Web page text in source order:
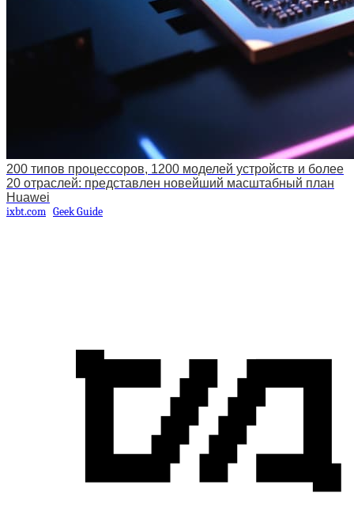
200 типов процессоров, 1200 моделей устройств и более
20 отраслей: представлен новейший масштабный план
Huawei
ixbt.com Geek Guide